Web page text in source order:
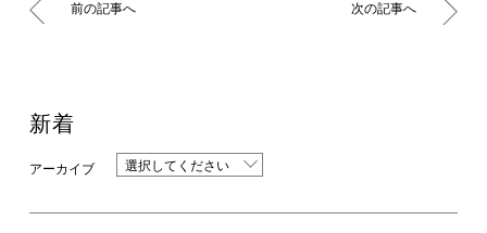
前の記事へ 次の記事へ
新着
選択してください